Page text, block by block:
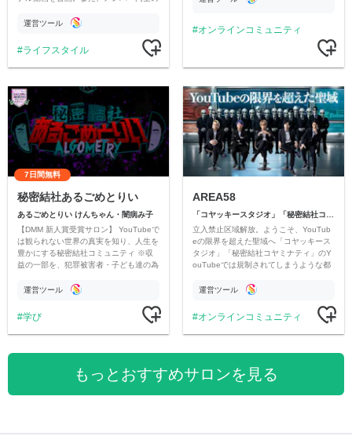
ただいています。
運営ツール
ライフスタイル
オンラインコミュニティ
7日間無料
秘密結社あるごめとりい
あるごめとりい けんちゃん・闇病み子
【DMM 新人賞受賞サロン】 YouTubeで
は観られない世界の真実を知り、人生を
豊かにする秘密結社コミュニティ ※収
益の一部を、犯罪被害者・子ども達の為
す運営ツール
学び
AREA58
立入禁止区域解放。ようこそ、YouTub
eの限界を超えた聖域へ「コヤッキース
タジオ」「秘密結社コヤミナティ」のY
ouTubeでは規制されてしまうような都
公開。
運営ツール
オンラインコミュニティ
もっとおすすめサロンを見る